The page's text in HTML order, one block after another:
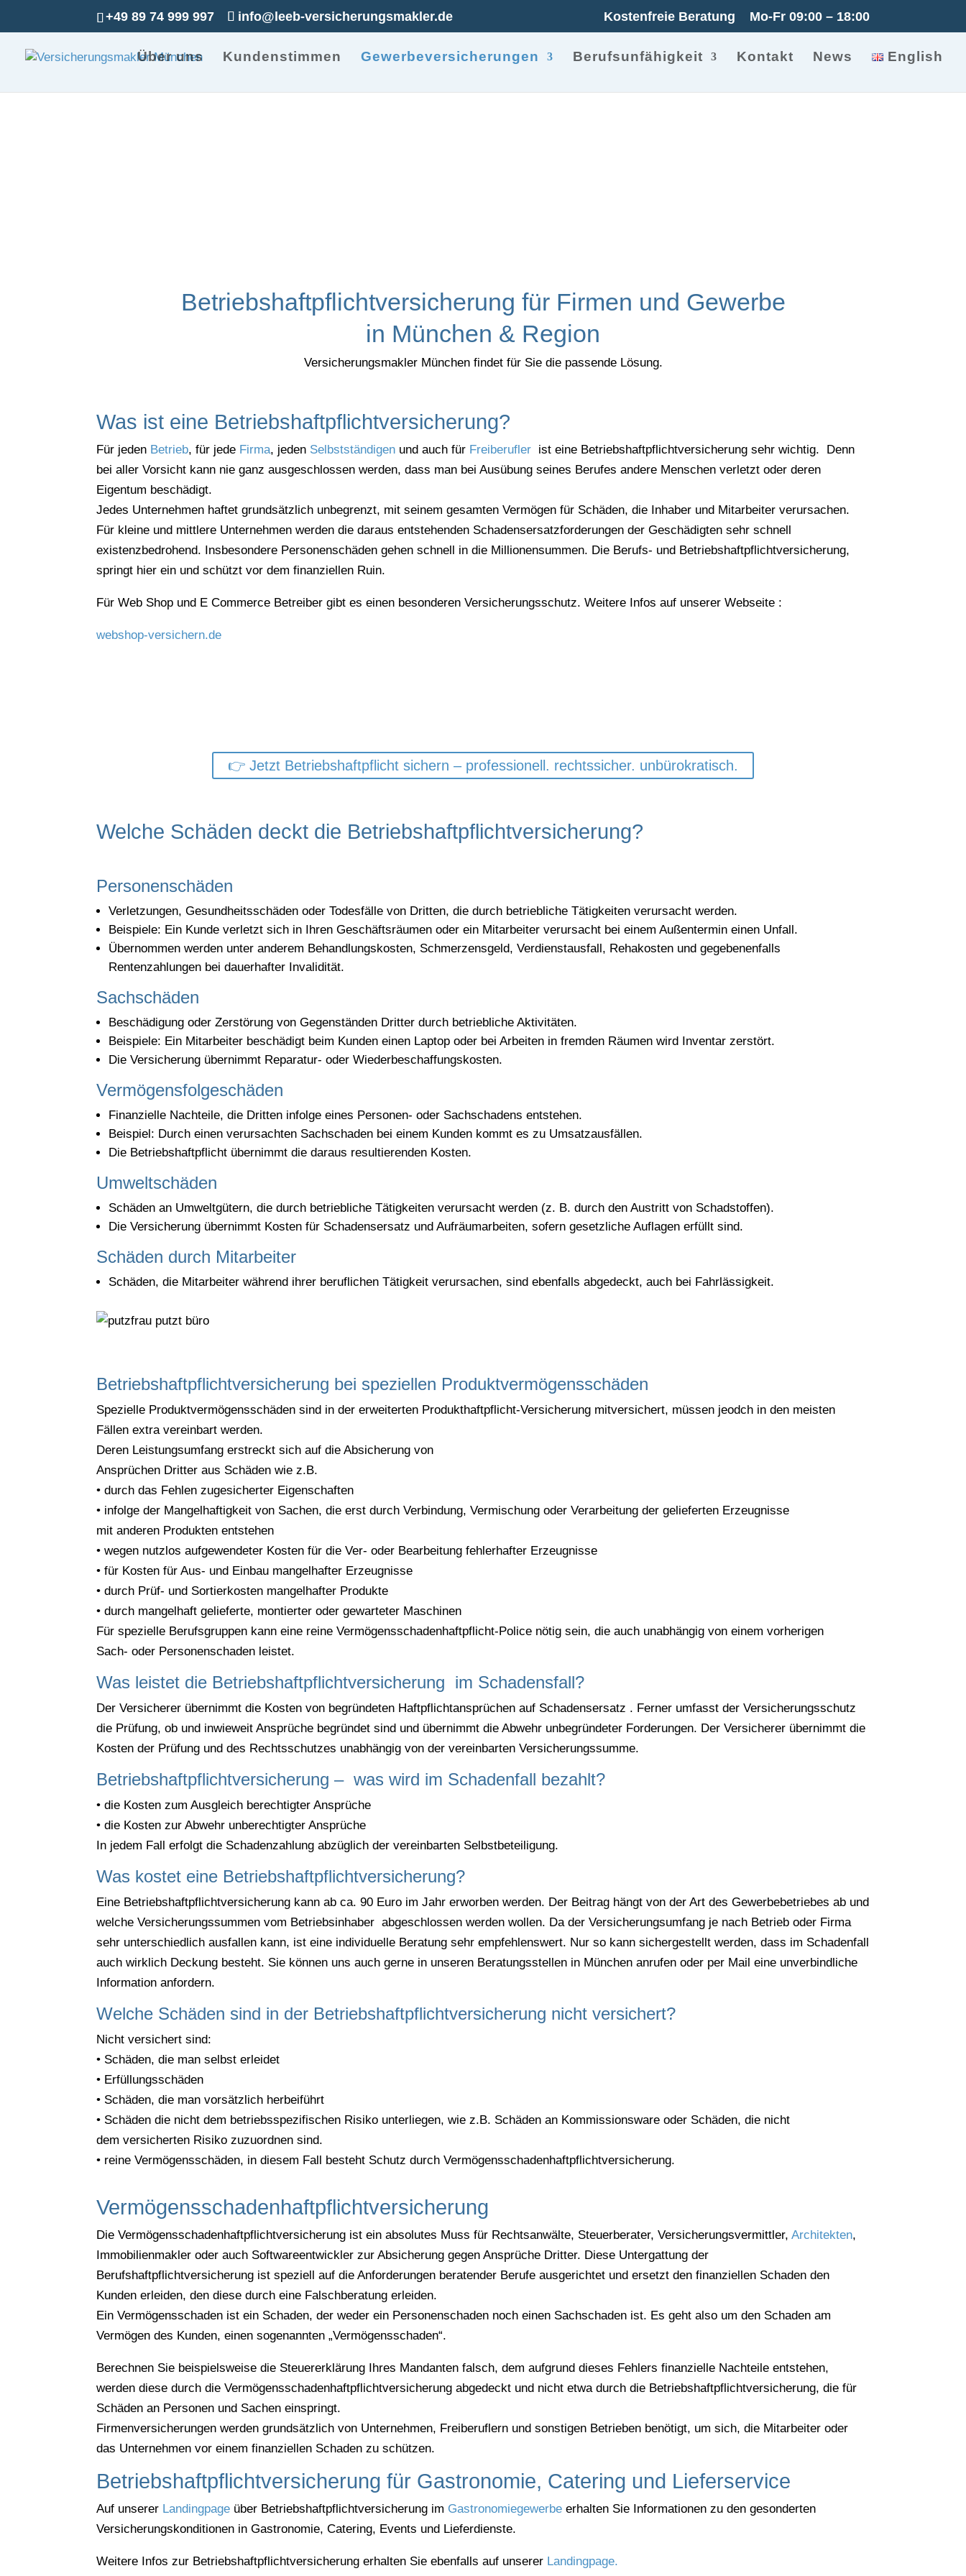
+49 89 74 999 997 info@leeb-versicherungsmakler.de Kostenfreie Beratung Mo-Fr 09:00 – 18:00
Über uns Kundenstimmen Gewerbeversicherungen Berufsunfähigkeit Kontakt News English
Betriebshaftpflichtversicherung für Firmen und Gewerbe
in München & Region
Versicherungsmakler München findet für Sie die passende Lösung.
Was ist eine Betriebshaftpflichtversicherung?
Für jeden Betrieb, für jede Firma, jeden Selbstständigen und auch für Freiberufler ist eine Betriebshaftpflichtversicherung sehr wichtig. Denn
bei aller Vorsicht kann nie ganz ausgeschlossen werden, dass man bei Ausübung seines Berufes andere Menschen verletzt oder deren
Eigentum beschädigt.
Jedes Unternehmen haftet grundsätzlich unbegrenzt, mit seinem gesamten Vermögen für Schäden, die Inhaber und Mitarbeiter verursachen.
Für kleine und mittlere Unternehmen werden die daraus entstehenden Schadensersatzforderungen der Geschädigten sehr schnell
existenzbedrohend. Insbesondere Personenschäden gehen schnell in die Millionensummen. Die Berufs- und Betriebshaftpflichtversicherung,
springt hier ein und schützt vor dem finanziellen Ruin.
Für Web Shop und E Commerce Betreiber gibt es einen besonderen Versicherungsschutz. Weitere Infos auf unserer Webseite :
webshop-versichern.de
👉 Jetzt Betriebshaftpflicht sichern – professionell. rechtssicher. unbürokratisch.
Welche Schäden deckt die Betriebshaftpflichtversicherung?
Personenschäden
Verletzungen, Gesundheitsschäden oder Todesfälle von Dritten, die durch betriebliche Tätigkeiten verursacht werden.
Beispiele: Ein Kunde verletzt sich in Ihren Geschäftsräumen oder ein Mitarbeiter verursacht bei einem Außentermin einen Unfall.
Übernommen werden unter anderem Behandlungskosten, Schmerzensgeld, Verdienstausfall, Rehakosten und gegebenenfalls
Rentenzahlungen bei dauerhafter Invalidität.
Sachschäden
Beschädigung oder Zerstörung von Gegenständen Dritter durch betriebliche Aktivitäten.
Beispiele: Ein Mitarbeiter beschädigt beim Kunden einen Laptop oder bei Arbeiten in fremden Räumen wird Inventar zerstört.
Die Versicherung übernimmt Reparatur- oder Wiederbeschaffungskosten.
Vermögensfolgeschäden
Finanzielle Nachteile, die Dritten infolge eines Personen- oder Sachschadens entstehen.
Beispiel: Durch einen verursachten Sachschaden bei einem Kunden kommt es zu Umsatzausfällen.
Die Betriebshaftpflicht übernimmt die daraus resultierenden Kosten.
Umweltschäden
Schäden an Umweltgütern, die durch betriebliche Tätigkeiten verursacht werden (z. B. durch den Austritt von Schadstoffen).
Die Versicherung übernimmt Kosten für Schadensersatz und Aufräumarbeiten, sofern gesetzliche Auflagen erfüllt sind.
Schäden durch Mitarbeiter
Schäden, die Mitarbeiter während ihrer beruflichen Tätigkeit verursachen, sind ebenfalls abgedeckt, auch bei Fahrlässigkeit.
Betriebshaftpflichtversicherung bei speziellen Produktvermögensschäden
Spezielle Produktvermögensschäden sind in der erweiterten Produkthaftpflicht-Versicherung mitversichert, müssen jeodch in den meisten
Fällen extra vereinbart werden.
Deren Leistungsumfang erstreckt sich auf die Absicherung von
Ansprüchen Dritter aus Schäden wie z.B.
• durch das Fehlen zugesicherter Eigenschaften
• infolge der Mangelhaftigkeit von Sachen, die erst durch Verbindung, Vermischung oder Verarbeitung der gelieferten Erzeugnisse
mit anderen Produkten entstehen
• wegen nutzlos aufgewendeter Kosten für die Ver- oder Bearbeitung fehlerhafter Erzeugnisse
• für Kosten für Aus- und Einbau mangelhafter Erzeugnisse
• durch Prüf- und Sortierkosten mangelhafter Produkte
• durch mangelhaft gelieferte, montierter oder gewarteter Maschinen
Für spezielle Berufsgruppen kann eine reine Vermögensschadenhaftpflicht-Police nötig sein, die auch unabhängig von einem vorherigen
Sach- oder Personenschaden leistet.
Was leistet die Betriebshaftpflichtversicherung im Schadensfall?
Der Versicherer übernimmt die Kosten von begründeten Haftpflichtansprüchen auf Schadensersatz . Ferner umfasst der Versicherungsschutz
die Prüfung, ob und inwieweit Ansprüche begründet sind und übernimmt die Abwehr unbegründeter Forderungen. Der Versicherer übernimmt die
Kosten der Prüfung und des Rechtsschutzes unabhängig von der vereinbarten Versicherungssumme.
Betriebshaftpflichtversicherung – was wird im Schadenfall bezahlt?
• die Kosten zum Ausgleich berechtigter Ansprüche
• die Kosten zur Abwehr unberechtigter Ansprüche
In jedem Fall erfolgt die Schadenzahlung abzüglich der vereinbarten Selbstbeteiligung.
Was kostet eine Betriebshaftpflichtversicherung?
Eine Betriebshaftpflichtversicherung kann ab ca. 90 Euro im Jahr erworben werden. Der Beitrag hängt von der Art des Gewerbebetriebes ab und
welche Versicherungssummen vom Betriebsinhaber abgeschlossen werden wollen. Da der Versicherungsumfang je nach Betrieb oder Firma
sehr unterschiedlich ausfallen kann, ist eine individuelle Beratung sehr empfehlenswert. Nur so kann sichergestellt werden, dass im Schadenfall
auch wirklich Deckung besteht. Sie können uns auch gerne in unseren Beratungsstellen in München anrufen oder per Mail eine unverbindliche
Information anfordern.
Welche Schäden sind in der Betriebshaftpflichtversicherung nicht versichert?
Nicht versichert sind:
• Schäden, die man selbst erleidet
• Erfüllungsschäden
• Schäden, die man vorsätzlich herbeiführt
• Schäden die nicht dem betriebsspezifischen Risiko unterliegen, wie z.B. Schäden an Kommissionsware oder Schäden, die nicht
dem versicherten Risiko zuzuordnen sind.
• reine Vermögensschäden, in diesem Fall besteht Schutz durch Vermögensschadenhaftpflichtversicherung.
Vermögensschadenhaftpflichtversicherung
Die Vermögensschadenhaftpflichtversicherung ist ein absolutes Muss für Rechtsanwälte, Steuerberater, Versicherungsvermittler,Architekten,
Immobilienmakler oder auch Softwareentwickler zur Absicherung gegen Ansprüche Dritter. Diese Untergattung der
Berufshaftpflichtversicherung ist speziell auf die Anforderungen beratender Berufe ausgerichtet und ersetzt den finanziellen Schaden den
Kunden erleiden, den diese durch eine Falschberatung erleiden.
Ein Vermögensschaden ist ein Schaden, der weder ein Personenschaden noch einen Sachschaden ist. Es geht also um den Schaden am
Vermögen des Kunden, einen sogenannten „Vermögensschaden“.
Berechnen Sie beispielsweise die Steuererklärung Ihres Mandanten falsch, dem aufgrund dieses Fehlers finanzielle Nachteile entstehen,
werden diese durch die Vermögensschadenhaftpflichtversicherung abgedeckt und nicht etwa durch die Betriebshaftpflichtversicherung, die für
Schäden an Personen und Sachen einspringt.
Firmenversicherungen werden grundsätzlich von Unternehmen, Freiberuflern und sonstigen Betrieben benötigt, um sich, die Mitarbeiter oder
das Unternehmen vor einem finanziellen Schaden zu schützen.
Betriebshaftpflichtversicherung für Gastronomie, Catering und Lieferservice
Auf unserer Landingpage über Betriebshaftpflichtversicherung im Gastronomiegewerbe erhalten Sie Informationen zu den gesonderten
Versicherungskonditionen in Gastronomie, Catering, Events und Lieferdienste.
Weitere Infos zur Betriebshaftpflichtversicherung erhalten Sie ebenfalls auf unserer Landingpage.